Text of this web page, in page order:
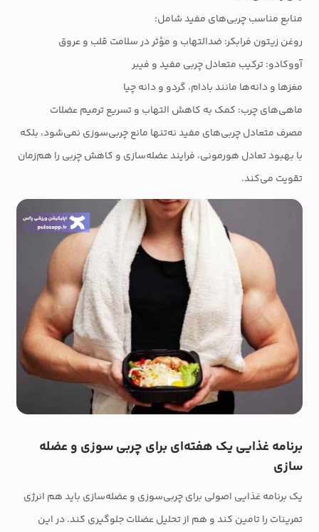
منابع مناسب چربی‌های مفید شامل:
روغن زیتون فرابکر: ضدالتهاب و مؤثر در سلامت قلب و عروق
آووکادو: ترکیب متعادل چربی مفید و فیبر
مغزها و دانه‌ها مانند بادام، گردو و دانه چیا
ماهی‌های چرب: کمک به کاهش التهاب و تسریع ترمیم عضلات
مصرف متعادل چربی‌های مفید نه‌تنها مانع چربی‌سوزی نمی‌شود، بلکه
با بهبود تعادل هورمونی، فرایند عضله‌سازی و کاهش چربی را هم‌زمان
تقویت می‌کند.
برنامه غذایی یک هفته‌ای برای چربی سوزی و عضله
سازی
یک برنامه غذایی اصولی برای چربی‌سوزی و عضله‌سازی باید هم انرژی
تمرینات را تامین کند و هم از تحلیل عضلات جلوگیری کند. در این